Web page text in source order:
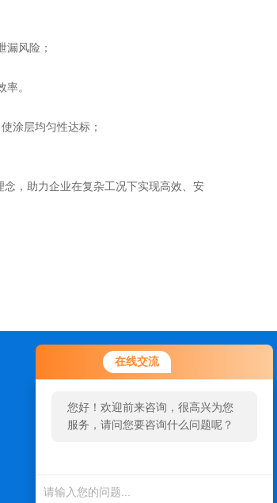
在线交流
您好！欢迎前来咨询，很高兴为您
服务，请问您要咨询什么问题呢？
风险；
。
涂层均匀性达标；
，助力企业在复杂工况下实现高效、安
联系我们
24小时热线：